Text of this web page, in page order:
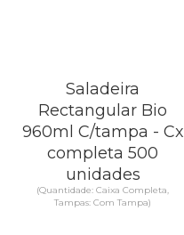
Saladeira
Rectangular Bio
960ml C/tampa - Cx
completa 500
unidades
(Quantidade: Caixa Completa,
Tampas: Com Tampa)